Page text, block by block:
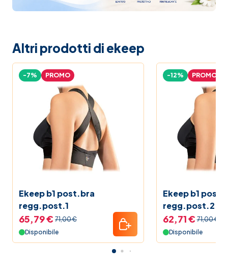
Altri prodotti di ekeep
Ekeep b1 post.bra
regg.post.1
-7% PROMO
65,79 € 71,00 €
Disponibile
Ekeep b1
regg.post.2
-12% PROMO
62,71 € 71,00 €
Disponibile